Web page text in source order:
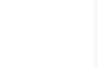
120ml